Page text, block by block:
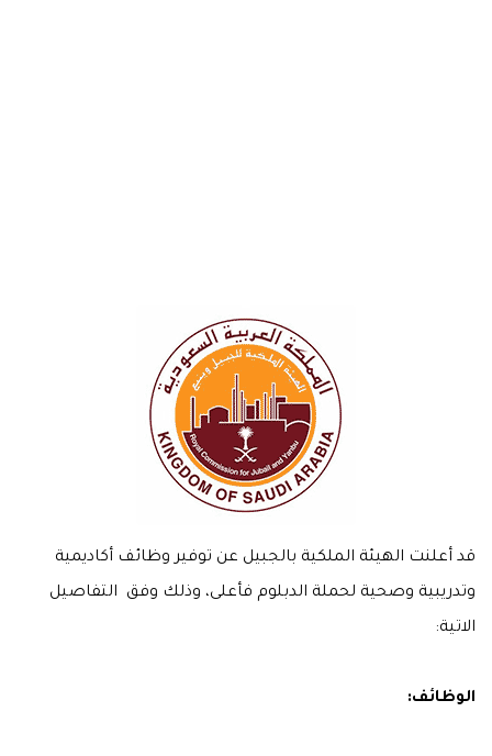
قد أعلنت الهيئة الملكية بالجبيل عن توفير وظائف أكاديمية
وتدريبية وصحية لحملة الدبلوم فأعلى، وذلك وفق التفاصيل
الاتية:
الوظائف: